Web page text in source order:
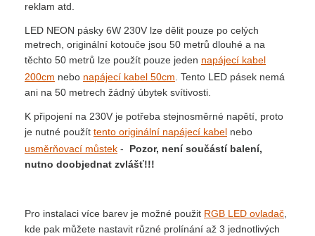
reklam atd.
LED NEON pásky 6W 230V lze dělit pouze po celých
metrech, originální kotouče jsou 50 metrů dlouhé a na
těchto 50 metrů lze použít pouze jeden napájecí kabel
200cm nebo napájecí kabel 50cm . Tento LED pásek nemá
ani na 50 metrech žádný úbytek svítivosti.
K připojení na 230V je potřeba stejnosměrné napětí, proto
je nutné použít tento originální napájecí kabel nebo
usměrňovací můstek -
Pozor, není součástí balení,
nutno doobjednat zvlášť!!!
Pro instalaci více barev je možné použit RGB LED ovladač
kde pak můžete nastavit různé prolínání až 3 jednotlivých